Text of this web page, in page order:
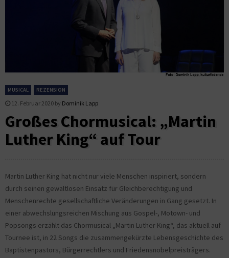
MUSICAL REZENSION
12. Februar 2020 by Dominik Lapp
Großes Chormusical: „Martin
Luther King“ auf Tour
Martin Luther King hat nicht nur viele Menschen inspiriert, sondern
durch seinen gewaltlosen Einsatz für Gleichberechtigung und
Menschenrechte gesellschaftliche Veränderungen in Gang gesetzt. In
einer abwechslungsreichen Mischung aus Gospel-, Motown- und
Popsongs erzählt das Chormusical „Martin Luther King“, das aktuell auf
Tournee ist, in 22 Songs die zusammengekürzte Lebensgeschichte des
Baptistenpastors, Bürgerrechtlers und Friedensnobelpreisträgers.